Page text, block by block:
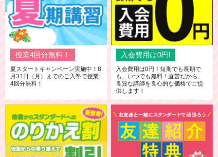
授業4回分無料！
夏スタートキャンペーン実施中！8
月31日（月）までのご入塾で授業
4回分無料！
入会費用は0円!
入会費用は0円！短期でも長期で
も、いつでも無料！直営だから、
良質な講師を良心的な価格でご提
供します！